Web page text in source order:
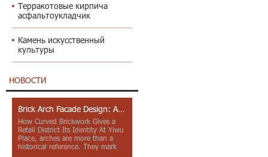
Терракотовые кирпича
асфальтоукладчик
Камень искусственный
культуры
НОВОСТИ
Brick Arch Facade Design: A Closer Look at Yiwu Place
How Curved Brickwork Gives a
Retail District Its Identity At Yiwu
Place, arches are more than a
historical reference. They mark